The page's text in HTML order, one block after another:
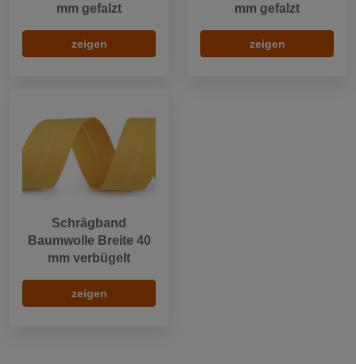
mm gefalzt
zeigen
mm gefalzt
zeigen
Schrägband
Baumwolle Breite 40
mm verbügelt
zeigen